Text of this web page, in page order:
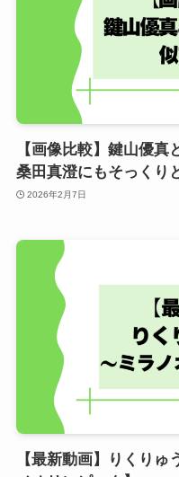
【画像比較】鍵山優真
桑田真澄にもそっくり
2026年2月7日
【最新動画】りくり